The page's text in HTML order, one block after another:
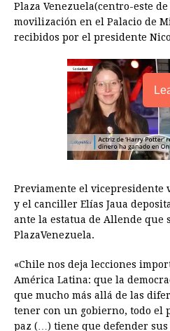
Plaza Venezuela(centro-este
movilización en el Palacio de
recibidos por el presidente
Previamente el vicepresidente
y el canciller Elías Jaua
ante la estatua de Allende que
PlazaVenezuela.
«Chile nos deja lecciones
América Latina: que la
que mucho más allá de las
tener con un gobierno, todo
paz (…) tiene que defender